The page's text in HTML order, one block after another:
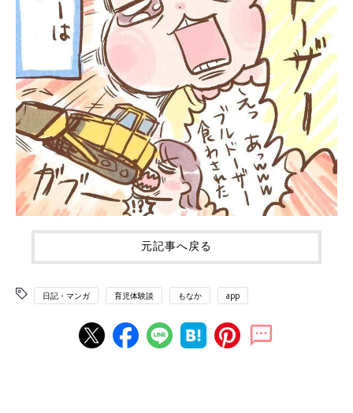
元記事へ戻る
日記・マンガ 育児体験談 もなか app